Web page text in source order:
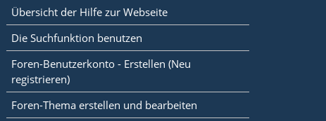
Übersicht der Hilfe zur Webseite
Die Suchfunktion benutzen
Foren-Benutzerkonto - Erstellen (Neu
registrieren)
Foren-Thema erstellen und bearbeiten